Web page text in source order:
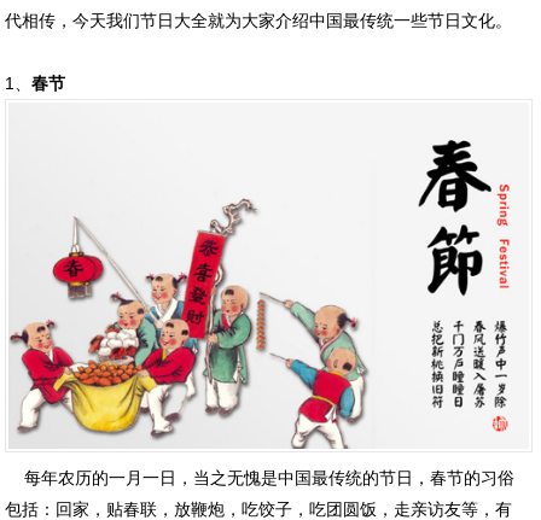
代相传，今天我们节日大全就为大家介绍中国最传统一些节日文化。
1、春节
每年农历的一月一日，当之无愧是中国最传统的节日，春节的习俗
包括：回家，贴春联，放鞭炮，吃饺子，吃团圆饭，走亲访友等，有